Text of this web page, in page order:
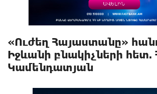
«Ուժեղ Հայաստանը»
Իջևանի բնակիչների հետ.
Կամենդատյան